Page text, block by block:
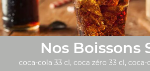
Nos Boissons
coca-cola 33 cl, coca zéro 33 cl, coca-